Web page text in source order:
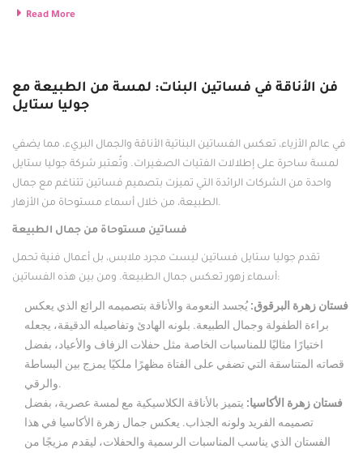
Read More
فن الأناقة في فساتين البنات: لمسة من الطبيعة مع
جوليا ستايل
في عالم الأزياء، تعكس الفساتين البناتية الأناقة والجمال البريء، مما يضفي
لمسة ساحرة على إطلالات الفتيات الصغيرات. وتُعتبر شركة جوليا ستايل
واحدة من الشركات الرائدة التي تميزت بتصميم فساتين تتناغم مع جمال
الطبيعة، من خلال أسماء مستوحاة من الأزهار.
فساتين مستوحاة من جمال الطبيعة
تقدم جوليا ستايل فساتين ليست مجرد ملابس، بل أعمال فنية تحمل
أسماء زهور تعكس جمال الطبيعة. ومن بين هذه الفساتين:
فستان زهرة البرقوق:يُجسد النعومة والأناقة بتصميمه الرائع الذي يعكس
براءة الطفولة وجمال الطبيعة. بلونه الهادئ وتفاصيله الدقيقة، يجعله
اختيارًا مثاليًا للمناسبات الخاصة مثل حفلات الزفاف والأعياد، بفضل
قصاته المتناسقة التي تضفي على الفتاة مظهرًا ملكيًا يمزج بين البساطة
والرقي.
فستان زهرة الأكاسيا: يتميز بالأناقة الكلاسيكية مع لمسة عصرية، بفضل
تصميمه الفريد ولونه الجذاب. يعكس جمال زهرة الأكاسيا في هذا
الفستان الذي يناسب المناسبات الرسمية والحفلات، ليقدم مزيجًا من